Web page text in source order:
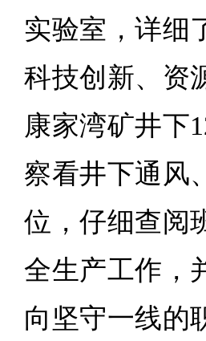
实验室，详细
科技创新、资
康家湾矿井下
察看井下通风
位，仔细查阅
全生产工作，
向坚守一线的